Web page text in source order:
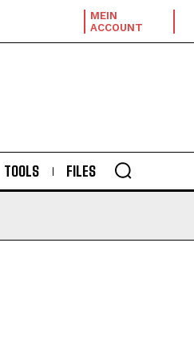
MEIN
ACCOUNT
TOOLS FILES